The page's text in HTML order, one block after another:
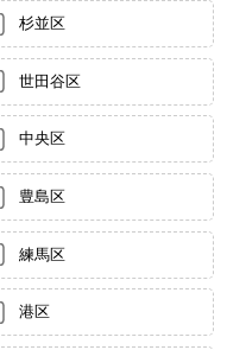
杉並区
世田谷区
中央区
豊島区
練馬区
港区